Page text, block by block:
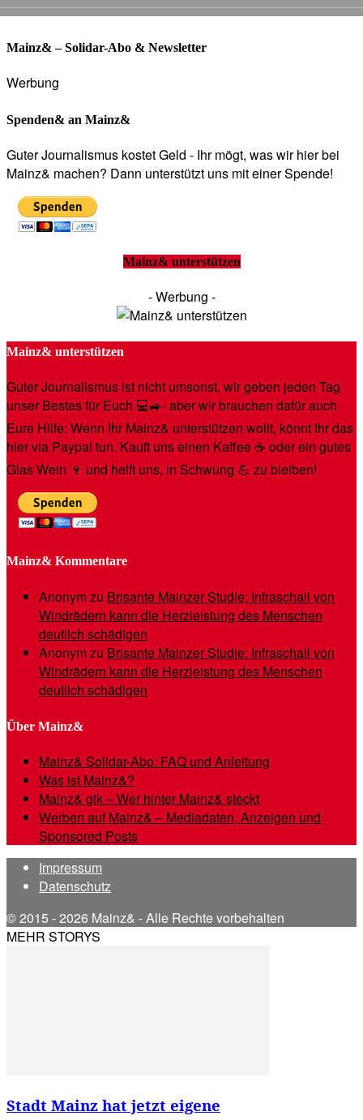
Mainz& – Solidar-Abo & Newsletter
Werbung
Spenden& an Mainz&
Guter Journalismus kostet Geld - Ihr mögt, was wir hier bei
Mainz& machen? Dann unterstützt uns mit einer Spende!
Mainz& unterstützen
- Werbung -
Mainz& unterstützen
Guter Journalismus ist nicht umsonst, wir geben jeden Tag
unser Bestes für Euch 💻🚙- aber wir brauchen dafür auch
Eure Hilfe: Wenn Ihr Mainz& unterstützen wollt, könnt Ihr das
hier via Paypal tun. Kauft uns einen Kaffee ☕️ oder ein gutes
Glas Wein 🍷 und helft uns, in Schwung 💪 zu bleiben!
Mainz& Kommentare
Anonymzu Brisante Mainzer Studie: Infraschall von
Windrädern kann die Herzleistung des Menschen
deutlich schädigen
Anonymzu Brisante Mainzer Studie: Infraschall von
Windrädern kann die Herzleistung des Menschen
deutlich schädigen
Über Mainz&
Mainz& Solidar-Abo: FAQ und Anleitung
Was ist Mainz&?
Mainz& gik – Wer hinter Mainz& steckt
Werben auf Mainz& – Mediadaten, Anzeigen und
Sponsored Posts
Impressum
Datenschutz
© 2015 - 2026 Mainz& - Alle Rechte vorbehalten
MEHR STORYS
Stadt Mainz hat jetzt eigene